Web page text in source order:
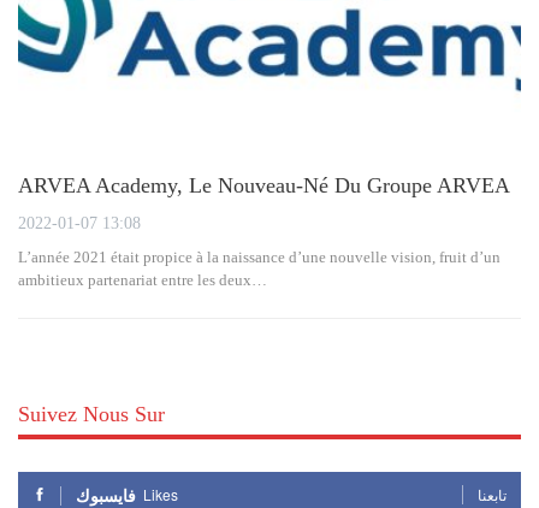
ARVEA Academy, Le Nouveau-Né Du Groupe ARVEA
2022-01-07 13:08
L’année 2021 était propice à la naissance d’une nouvelle vision, fruit d’un
ambitieux partenariat entre les deux…
Suivez Nous Sur
فايسبوك Likes تابعنا